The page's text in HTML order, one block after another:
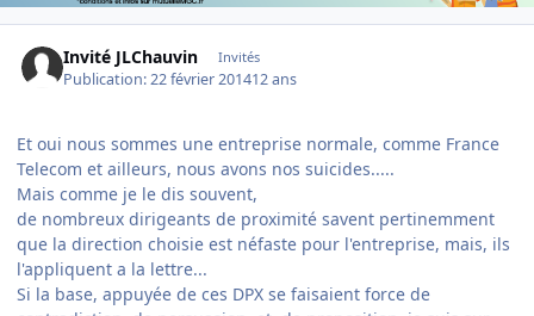
Invité JLChauvin Invités
Publication:22 février 201412 ans
Et oui nous sommes une entreprise normale, comme France
Telecom et ailleurs, nous avons nos suicides.....
Mais comme je le dis souvent,
de nombreux dirigeants de proximité savent pertinemment
que la direction choisie est néfaste pour l'entreprise, mais, ils
l'appliquent a la lettre...
Si la base, appuyée de ces DPX se faisaient force de